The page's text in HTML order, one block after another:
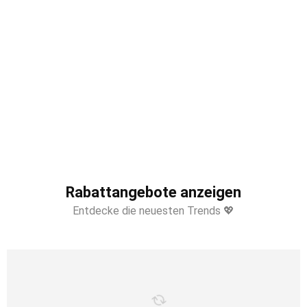
Rabattangebote anzeigen
Entdecke die neuesten Trends 💖